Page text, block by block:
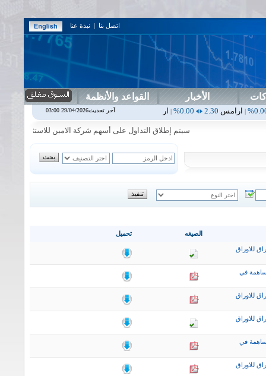
اتصل بنا | نبذة عنا
الأخبار القواعد والأنظمة
2.30
0.00% اربيل0.00
0.00% اس بنك0.00
0.00%
|اسفنج
سيتم إطلاق التداول على أسهم شركة الامين للاستثمار المالي في
تحميل الصيغه
للاوراق
في
للاوراق
للاوراق
في
للاوراق